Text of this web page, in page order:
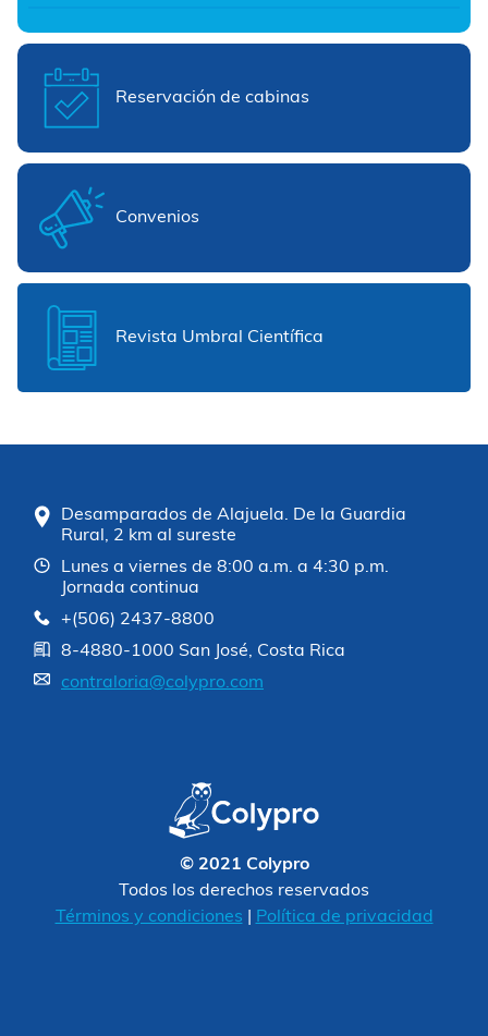
Reservación de cabinas
Convenios
Revista Umbral Científica
Desamparados de Alajuela. De la Guardia
Rural, 2 km al sureste
Lunes a viernes de 8:00 a.m. a 4:30 p.m.
Jornada continua
+(506) 2437-8800
8-4880-1000 San José, Costa Rica
contraloria@colypro.com
© 2021 Colypro
Todos los derechos reservados
Términos y condiciones
Política de privacidad